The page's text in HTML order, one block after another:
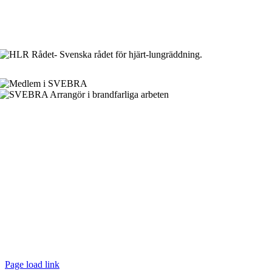
Page load link